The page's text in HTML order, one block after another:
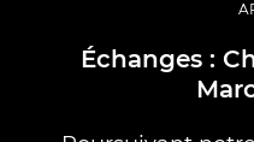
Histoires
Échanges :